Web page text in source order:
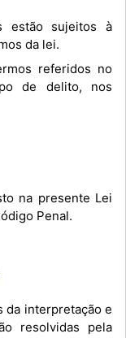
da lei.
de delito, nos
na presente Lei
Penal.
da interpretação e
resolvidas pela